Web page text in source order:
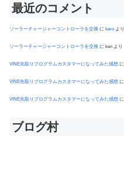
最近のコメント
ソーラーチャージャーコントローラを交換 に kero より
ソーラーチャージャーコントローラを交換 に ken より
VINE先取りプログラムカスタマーになってみた感想 に
VINE先取りプログラムカスタマーになってみた感想 に
VINE先取りプログラムカスタマーになってみた感想 に
ブログ村